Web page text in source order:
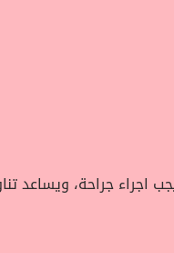
اجراء جراحة، ويساعد